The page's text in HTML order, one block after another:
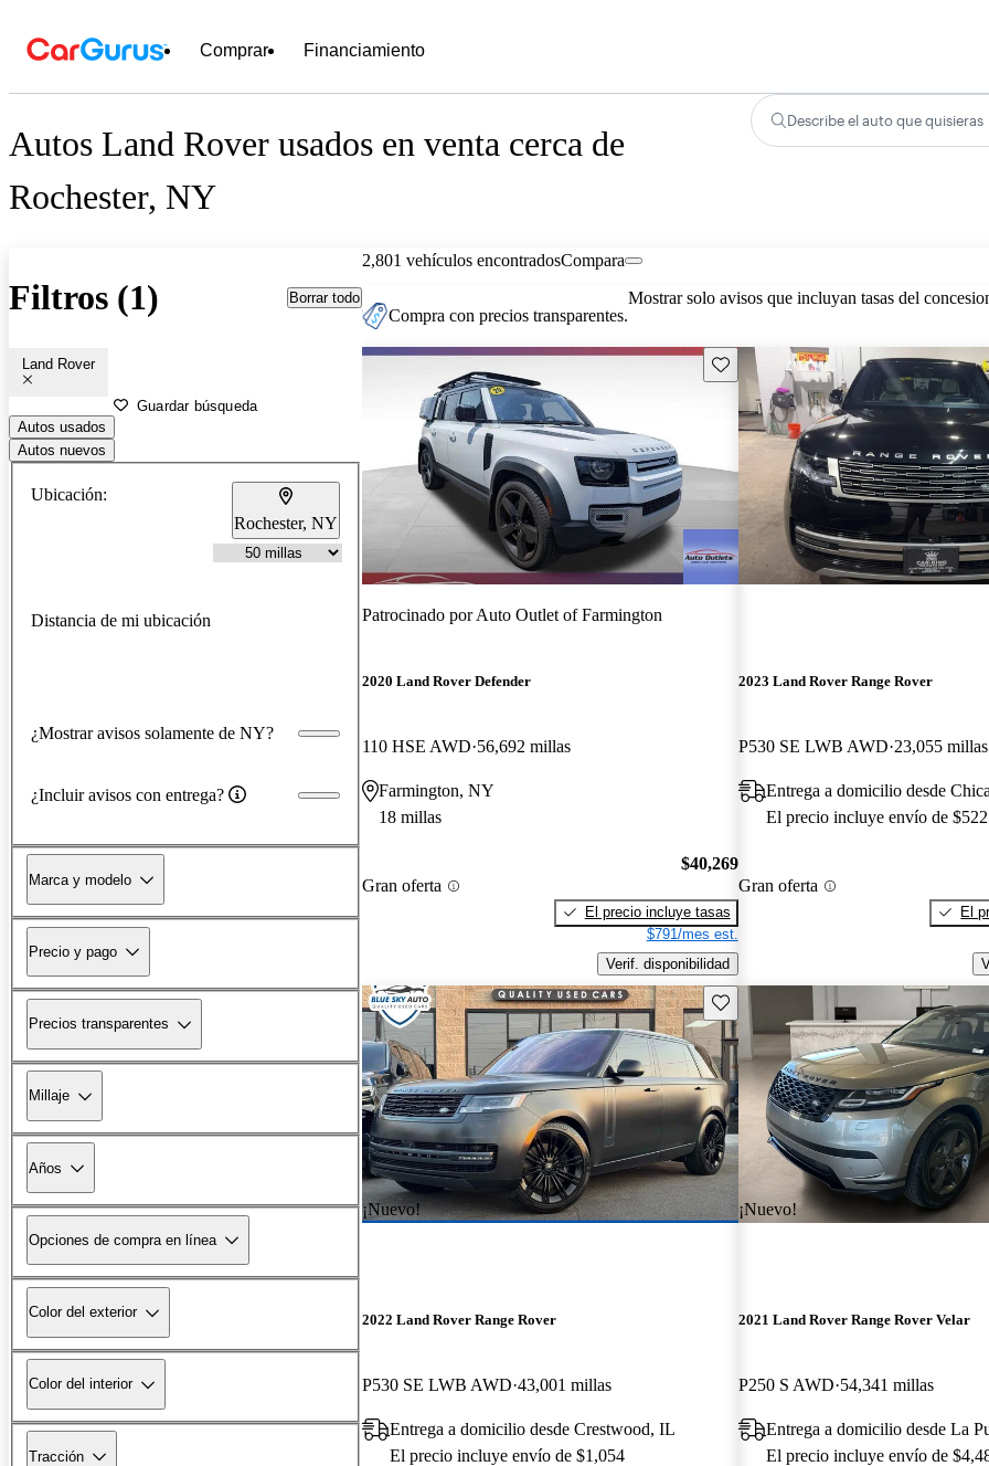
Comprar Financiamiento
Autos Land Rover usados en venta cerca de
Rochester, NY
Describe el auto que quisieras
Filtros (1) Borrar todo
Land Rover
Guardar búsqueda
Autos usados
Autos nuevos
Ubicación:
Rochester, NY
Distancia de mi ubicación
¿Mostrar avisos solamente de NY?
¿Incluir avisos con entrega?
Marca y modelo
Precio y pago
Precios transparentes
Millaje
Años
Opciones de compra en línea
Color del exterior
Color del interior
Tracción
2,801 vehículos encontradosCompara
Compra con precios transparentes.
Mostrar solo avisos que incluyan tasas del
Guarda este Aviso
Patrocinado porAuto Outlet of Farmington
2020 Land Rover Defender
110 HSE AWD 56,692 millas
Farmington, NY
18 millas
Gran oferta
$40,269
El precio incluye tasas
$791/mes est.
Verif. disponibilidad
2023 Land Rover Range Rover
P530 SE LWB AWD 23,055 millas
Entrega a domicilio desde
El precio incluye envío de $522
Gran oferta
El
¡Nuevo!
Guarda este Aviso
2022 Land Rover Range Rover
P530 SE LWB AWD 43,001 millas
Entrega a domicilio desde Crestwood, IL
El precio incluye envío de $1,054
¡Nuevo!
2021 Land Rover Range Rover Velar
P250 S AWD 54,341 millas
Entrega a domicilio desde La
El precio incluye envío de